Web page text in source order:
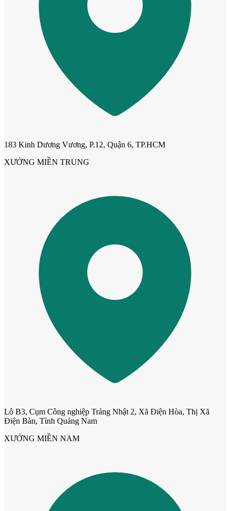
Cửa Nhựa Y@door
183 Kinh Dương Vương, P.12, Quận 6, TP.HCM
XƯỞNG MIỀN TRUNG
Lô B3, Cụm Công nghiệp Trảng Nhật 2, Xã Điện Hòa, Thị Xã
Điện Bàn, Tỉnh Quảng Nam
XƯỞNG MIỀN NAM